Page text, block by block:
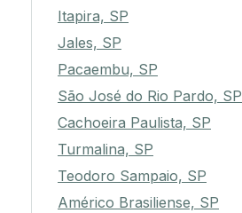
Itapira, SP
Jales, SP
Pacaembu, SP
São José do Rio Pardo, SP
Cachoeira Paulista, SP
Turmalina, SP
Teodoro Sampaio, SP
Américo Brasiliense, SP